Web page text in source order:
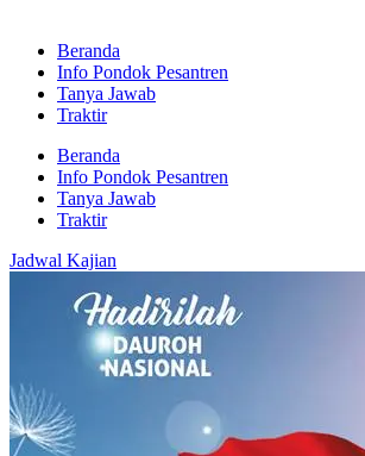
Beranda
Info Pondok Pesantren
Tanya Jawab
Traktir
Beranda
Info Pondok Pesantren
Tanya Jawab
Traktir
Jadwal Kajian